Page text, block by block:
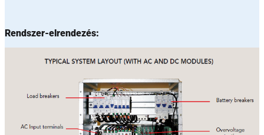
Rendszer-elrendezés: